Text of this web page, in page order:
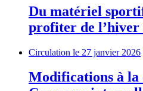
Du matériel
profiter de
Circulation le 27 janvier 2026
Modifications à